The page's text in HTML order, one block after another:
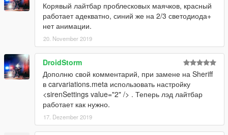
Корявый лайтбар проблесковых маячков, красный
работает адекватно, синий же на 2/3 светодиода+
нет анимации.
20. November 2019
DroidStorm
Дополню свой комментарий, при замене на Sheriff
в carvariations.meta использовать настройку
<sirenSettings value="2" /> . Теперь лэд лайтбар
работает как нужно.
17. Dezember 2019